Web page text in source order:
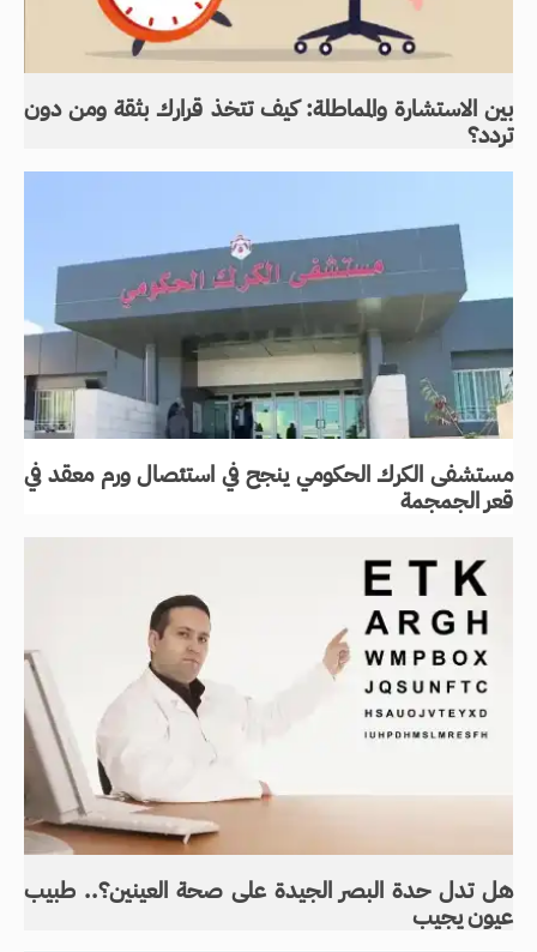
بين الاستشارة والمماطلة: كيف تتخذ قرارك بثقة ومن دون
تردد؟
مستشفى الكرك الحكومي ينجح في استئصال ورم معقد في
قعر الجمجمة
هل تدل حدة البصر الجيدة على صحة العينين؟.. طبيب
عيون يجيب